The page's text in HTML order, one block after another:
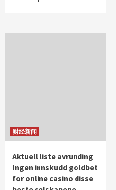
财经新闻
Aktuell liste avrunding
Ingen innskudd goldbet
for online casino disse